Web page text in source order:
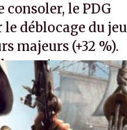
consoler, le PDG
déblocage du jeu
majeurs (+32 %).
qui ne sont
d'achat.P.